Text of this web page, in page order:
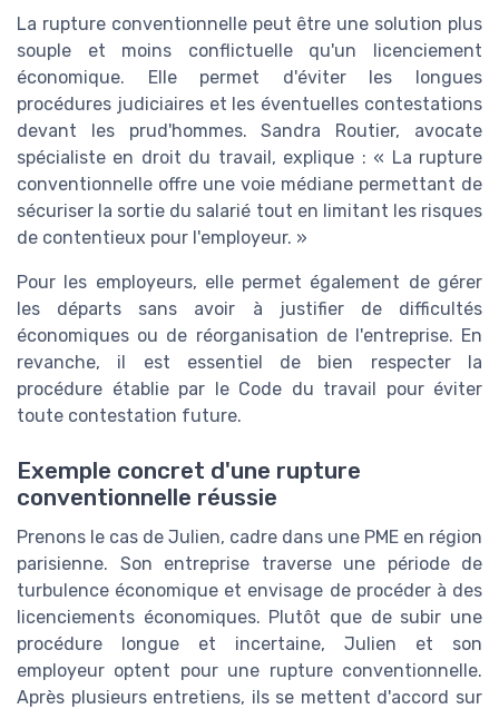
La rupture conventionnelle peut être une solution plus
souple et moins conflictuelle qu'un licenciement
économique. Elle permet d'éviter les longues
procédures judiciaires et les éventuelles contestations
devant les prud'hommes. Sandra Routier, avocate
spécialiste en droit du travail, explique : « La rupture
conventionnelle offre une voie médiane permettant de
sécuriser la sortie du salarié tout en limitant les risques
de contentieux pour l'employeur. »
Pour les employeurs, elle permet également de gérer
les départs sans avoir à justifier de difficultés
économiques ou de réorganisation de l'entreprise. En
revanche, il est essentiel de bien respecter la
procédure établie par le Code du travail pour éviter
toute contestation future.
Exemple concret d'une rupture
conventionnelle réussie
Prenons le cas de Julien, cadre dans une PME en région
parisienne. Son entreprise traverse une période de
turbulence économique et envisage de procéder à des
licenciements économiques. Plutôt que de subir une
procédure longue et incertaine, Julien et son
employeur optent pour une rupture conventionnelle.
Après plusieurs entretiens, ils se mettent d'accord sur